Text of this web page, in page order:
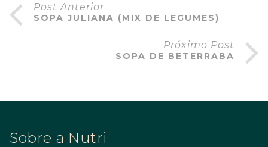
Post Anterior
SOPA JULIANA (MIX DE LEGUMES)
Próximo Post
SOPA DE BETERRABA
Sobre a Nutri